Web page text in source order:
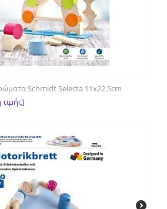
Schmidt Selecta 11x22.5cm